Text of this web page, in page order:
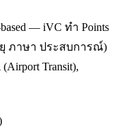
— iVC ทำ Points
ยุ ภาษา ประสบการณ์)
Transit),